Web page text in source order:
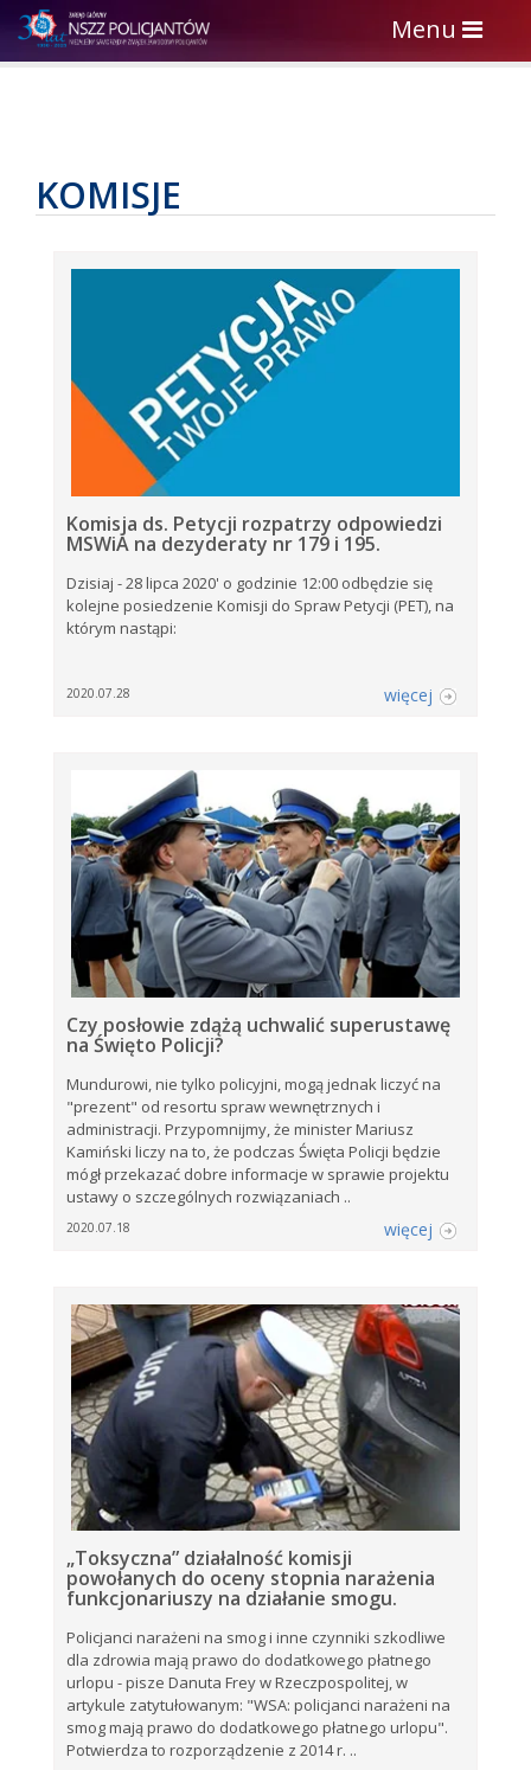
Toggle
navigation
Menu
KOMISJE
Komisja ds. Petycji rozpatrzy odpowiedzi
MSWiA na dezyderaty nr 179 i 195.
Dzisiaj - 28 lipca 2020' o godzinie 12:00 odbędzie się
kolejne posiedzenie Komisji do Spraw Petycji (PET), na
którym nastąpi:
2020.07.28 więcej
Czy posłowie zdążą uchwalić superustawę
na Święto Policji?
Mundurowi, nie tylko policyjni, mogą jednak liczyć na
"prezent" od resortu spraw wewnętrznych i
administracji. Przypomnijmy, że minister Mariusz
Kamiński liczy na to, że podczas Święta Policji będzie
mógł przekazać dobre informacje w sprawie projektu
ustawy o szczególnych rozwiązaniach ..
2020.07.18 więcej
„Toksyczna” działalność komisji
powołanych do oceny stopnia narażenia
funkcjonariuszy na działanie smogu.
Policjanci narażeni na smog i inne czynniki szkodliwe
dla zdrowia mają prawo do dodatkowego płatnego
urlopu - pisze Danuta Frey w Rzeczpospolitej, w
artykule zatytułowanym: "WSA: policjanci narażeni na
smog mają prawo do dodatkowego płatnego urlopu".
Potwierdza to rozporządzenie z 2014 r. ..